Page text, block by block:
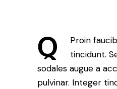
Q
Proin
tincidunt.
sodales augue a
pulvinar. Integer